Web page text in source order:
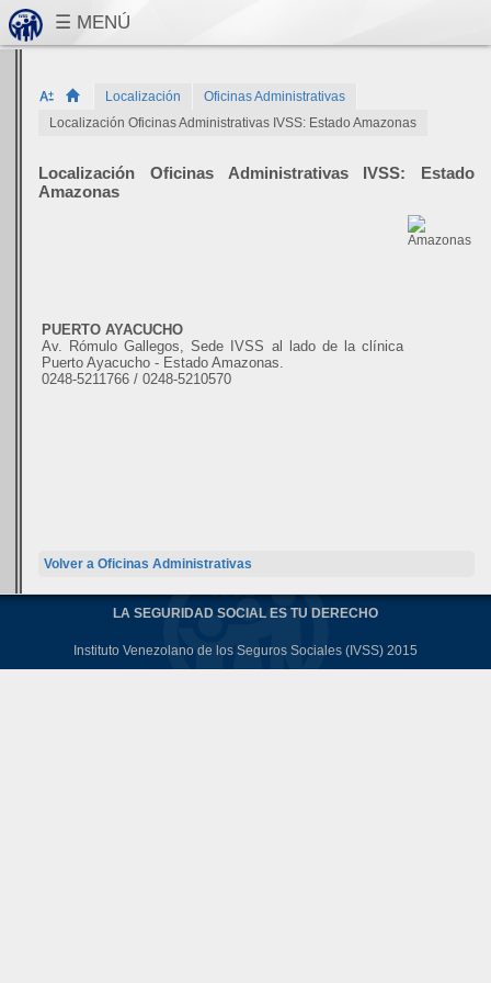
Localización
Oficinas Administrativas
Localización Oficinas Administrativas IVSS: Estado Amazonas
Localización Oficinas Administrativas IVSS: Estado
Amazonas
PUERTO AYACUCHO
Av. Rómulo Gallegos, Sede IVSS al lado de la clínica
Puerto Ayacucho - Estado Amazonas.
0248-5211766 / 0248-5210570
Volver a Oficinas Administrativas
LA SEGURIDAD SOCIAL ES TU DERECHO
Instituto Venezolano de los Seguros Sociales (IVSS) 2015